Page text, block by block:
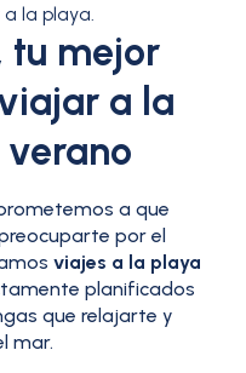
la playa.
tu mejor
a la
a que
por el
viajes a la playa
planificados
que relajarte y
mar.